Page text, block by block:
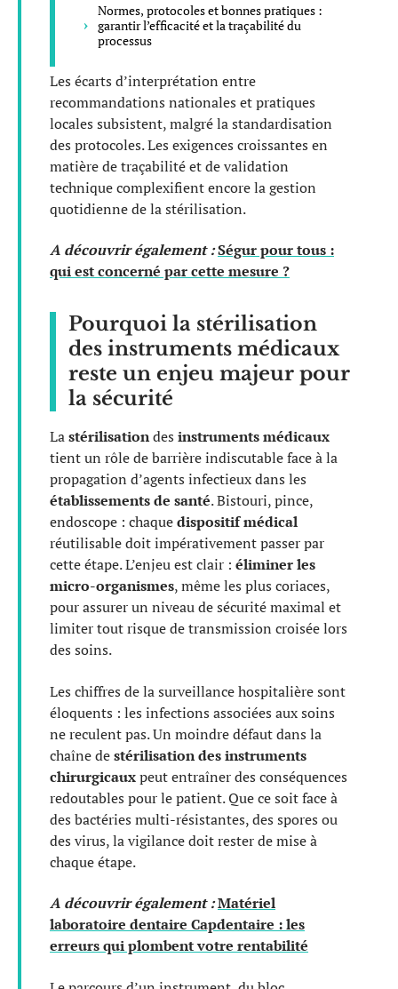
Normes, protocoles et bonnes pratiques :
garantir l’efficacité et la traçabilité du
processus
Les écarts d’interprétation entre
recommandations nationales et pratiques
locales subsistent, malgré la standardisation
des protocoles. Les exigences croissantes en
matière de traçabilité et de validation
technique complexifient encore la gestion
quotidienne de la stérilisation.
A découvrir également :Ségur pour tous :
qui est concerné par cette mesure ?
Pourquoi la stérilisation
des instruments médicaux
reste un enjeu majeur pour
la sécurité
Lastérilisationdes instruments médicaux
tient un rôle de barrière indiscutable face à la
propagation d’agents infectieux dans les
établissements de santé. Bistouri, pince,
endoscope : chaquedispositif médical
réutilisable doit impérativement passer par
cette étape. L’enjeu est clair : éliminer les
micro-organismes, même les plus coriaces,
pour assurer un niveau de sécurité maximal et
limiter tout risque de transmission croisée lors
des soins.
Les chiffres de la surveillance hospitalière sont
éloquents : les infections associées aux soins
ne reculent pas. Un moindre défaut dans la
chaîne destérilisation des instruments
chirurgicauxpeut entraîner des conséquences
redoutables pour le patient. Que ce soit face à
des bactéries multi-résistantes, des spores ou
des virus, la vigilance doit rester de mise à
chaque étape.
A découvrir également :Matériel
laboratoire dentaire Capdentaire : les
erreurs qui plombent votre rentabilité